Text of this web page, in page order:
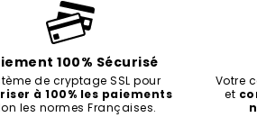
100% Sécurisé
de cryptage SSL pour
à 100% les paiements
les normes Françaises.
Votre
et